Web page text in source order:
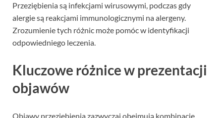
Przeziębienia są infekcjami wirusowymi, podczas gdy
alergie są reakcjami immunologicznymi na alergeny.
Zrozumienie tych różnic może pomóc w identyfikacji
odpowiedniego leczenia.
Kluczowe różnice w prezentacji
objawów
Objawy przeziębienia zazwyczaj obejmują kombinację